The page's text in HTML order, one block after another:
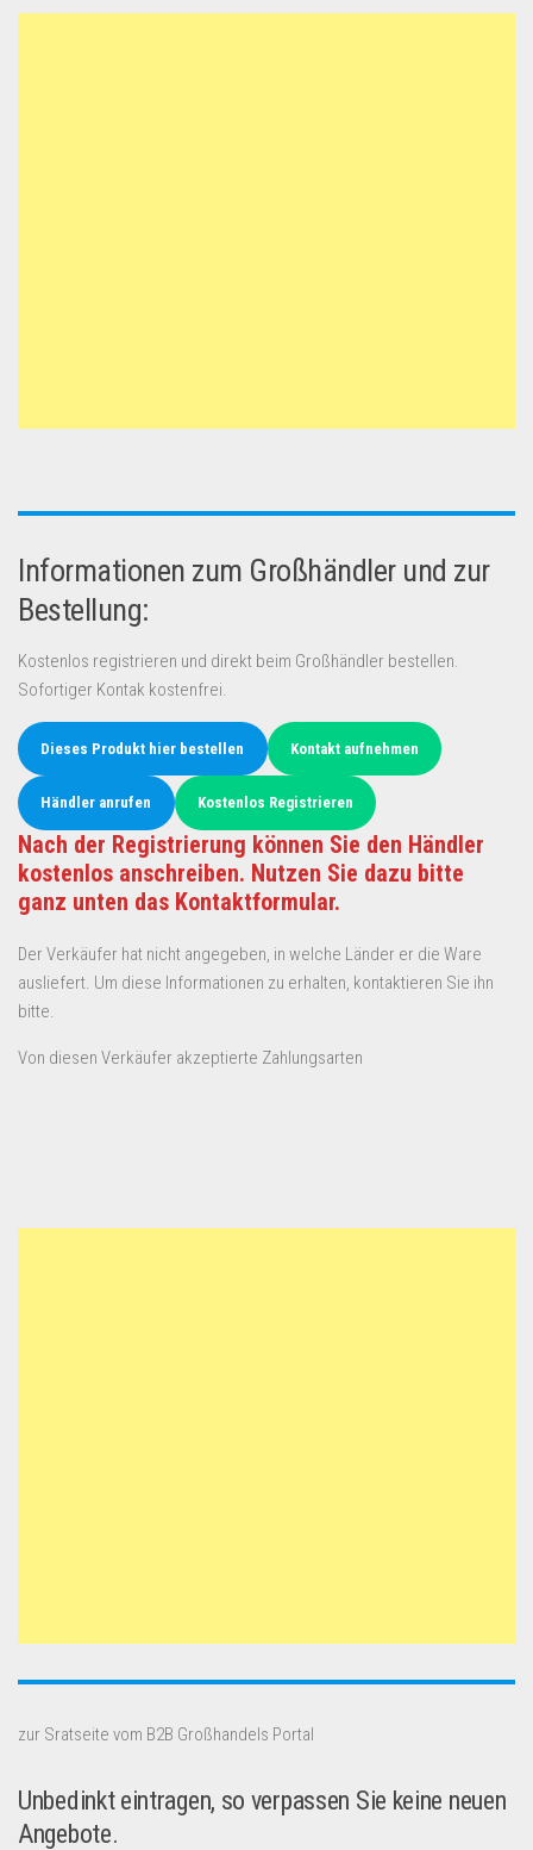
Informationen zum Großhändler und zur
Bestellung:
Kostenlos registrieren und direkt beim Großhändler bestellen.
Sofortiger Kontak kostenfrei.
Dieses Produkt hier bestellen Kontakt aufnehmen
Händler anrufen Kostenlos Registrieren
Nach der Registrierung können Sie den Händler
kostenlos anschreiben. Nutzen Sie dazu bitte
ganz unten das Kontaktformular.
Der Verkäufer hat nicht angegeben, in welche Länder er die Ware
ausliefert. Um diese Informationen zu erhalten, kontaktieren Sie ihn
bitte.
Von diesen Verkäufer akzeptierte Zahlungsarten
zur Sratseite vom B2B Großhandels Portal
Unbedinkt eintragen, so verpassen Sie keine neuen
Angebote.